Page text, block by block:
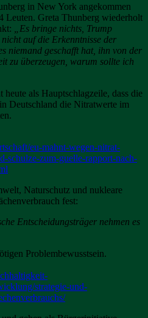
in New York angekommen
Leuten. Greta Thunberg wiederholt
„Es bringe nichts, Trump
auf die Erkenntnisse der
niemand geschafft hat, ihn von der
zu überzeugen, warum sollte ich
als Hauptschlagzeile, dass die
Deutschland die Nitratwerte im
eu-mahnt-wegen-nitrat-
schulze-zum-guelle-rapport-nach-
Naturschutz und nukleare
fest:
Entscheidungsträger nehmen es
Problembewusstsein.
strategie-und-